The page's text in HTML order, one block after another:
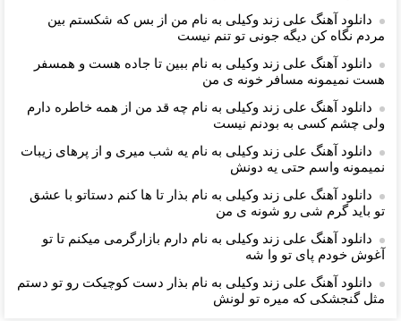
دانلود آهنگ علی زند وکیلی به نام من از بس كه شكستم بین
مردم نگاه كن دیگه جونى تو تنم نیست
دانلود آهنگ علی زند وکیلی به نام ببین تا جاده هست و همسفر
هست نمیمونه مسافر خونه ی من
دانلود آهنگ علی زند وکیلی به نام چه قد من از همه خاطره دارم
ولی چشم كسی به بودنم نیست
دانلود آهنگ علی زند وکیلی به نام یه شب میرى و از پرهای زيبات
نمیمونه واسم حتی یه دونش
دانلود آهنگ علی زند وکیلی به نام بذار تا ها كنم دستاتو با عشق
تو باید گرم شی رو شونه ى من
دانلود آهنگ علی زند وکیلی به نام دارم بازارگرمی میكنم تا تو
آغوش خودم پای تو وا شه
دانلود آهنگ علی زند وکیلی به نام بذار دست كوچیكت رو تو دستم
مثل گنجشكی كه میره تو لونش